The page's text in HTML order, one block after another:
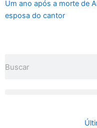
Um ano após a morte de
esposa do cantor